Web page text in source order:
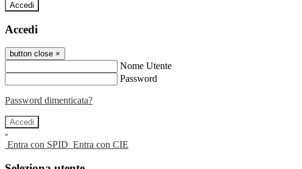
Accedi
Accedi
button close ×
Nome Utente
Password
Password dimenticata?
-
Entra con SPID Entra con CIE